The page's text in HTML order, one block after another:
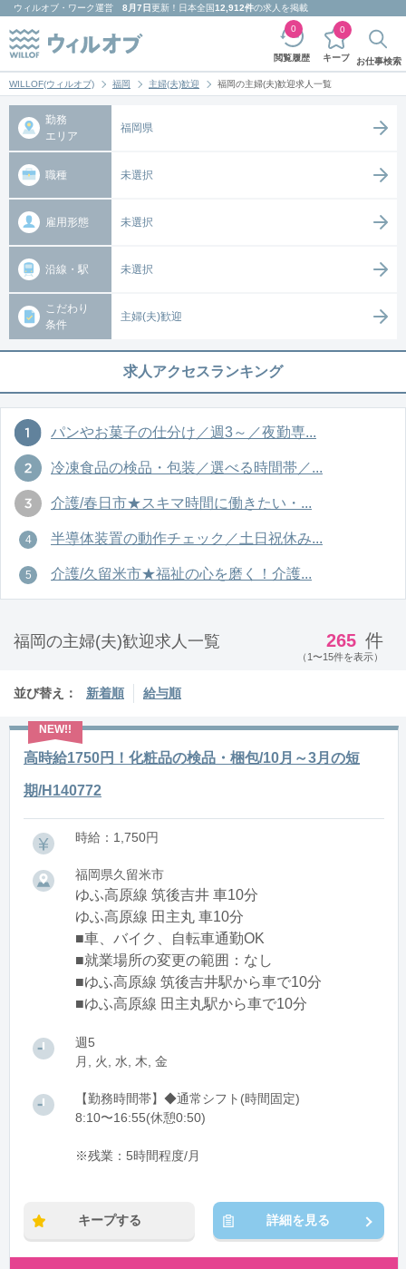
ウィルオブ・ワーク運営 8月7日更新！日本全国12,912件の求人を掲載
閲覧履歴
0
キープ
0
お仕事検索
WILLOF(ウィルオブ) 福岡 主婦(夫)歓迎 福岡の主婦(夫)歓迎求人一覧
勤務
エリア
福岡県
職種 未選択
雇用形態 未選択
沿線・駅 未選択
こだわり
条件
主婦(夫)歓迎
求人アクセスランキング
パンやお菓子の仕分け／週3～／夜勤専...
冷凍食品の検品・包装／選べる時間帯／...
介護/春日市★スキマ時間に働きたい・...
半導体装置の動作チェック／土日祝休み...
介護/久留米市★福祉の心を磨く！介護...
福岡の主婦(夫)歓迎求人一覧 265 件
（1〜15件を表示）
並び替え： 新着順 給与順
高時給1750円！化粧品の検品・梱包/10月～3月の短
期/H140772
時給：1,750円
福岡県久留米市
ゆふ高原線 筑後吉井 車10分
ゆふ高原線 田主丸 車10分
■車、バイク、自転車通勤OK
■就業場所の変更の範囲：なし
■ゆふ高原線 筑後吉井駅から車で10分
■ゆふ高原線 田主丸駅から車で10分
週5
月, 火, 水, 木, 金
【勤務時間帯】◆通常シフト(時間固定)
8:10〜16:55(休憩0:50)
※残業：5時間程度/月
キープする 詳細を見る